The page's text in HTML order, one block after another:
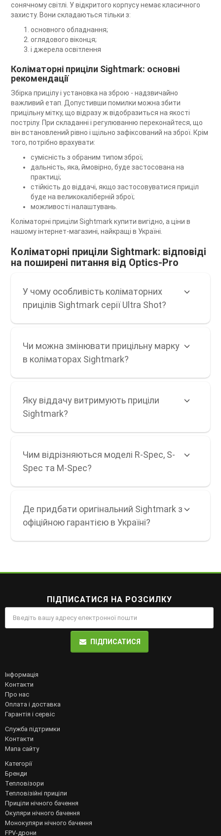
сонячному світлі. У відкритого корпусу немає класичного
захисту. Вони складаються тільки з:
основного обладнання;
оглядового віконця;
і джерела освітлення
Коліматорні приціли Sightmark: основні
рекомендації
Збірка прицілу і установка на зброю - надзвичайно
важливий етап. Допустивши помилки можна збити
прицільну мітку, що відразу ж відобразиться на якості
пострілу. При складанні і регулюванню переконайтеся, що
він встановлений рівно і щільно зафіксований на зброї. Крім
того, потрібно врахувати:
сумісність з обраним типом зброї;
дальність, яка, ймовірно, буде застосована на
практиці;
стійкість до віддачі, якщо застосовуватися приціл
буде на великокаліберній зброї;
можливості налаштувань.
Коліматорні приціли Sightmark купити вигідно, а ціни в
нашому інтернет-магазині, найкращі в Україні.
Коліматорні приціли Sightmark: відповіді
на поширені питання від Optics-Pro
У чому особливість коліматорних
прицілів Sightmark серії Ultra Shot?
Чи можна змінювати прицільну марку
в коліматорах Sightmark?
Яку віддачу витримують приціли
Sightmark?
Чим відрізняються моделі R-Spec, S-
Spec та M-Spec?
Де придбати оригінальний Sightmark з
офіційною гарантією в Україні?
ПІДПИСАТИСЯ НА РОЗСИЛКУ
ПІДПИСАТИСЯ
Інформація
Контакти
Про нас
Оплата і доставка
Гарантія і сервіс
Служба підтримки
Контакти
Мапа сайту
Категорії
Бренди
Тепловізори
Тепловізійні приціли
Приціли нічного бачення
Окуляри нічного бачення
Монокуляри нічного бачення
FPV-дрони